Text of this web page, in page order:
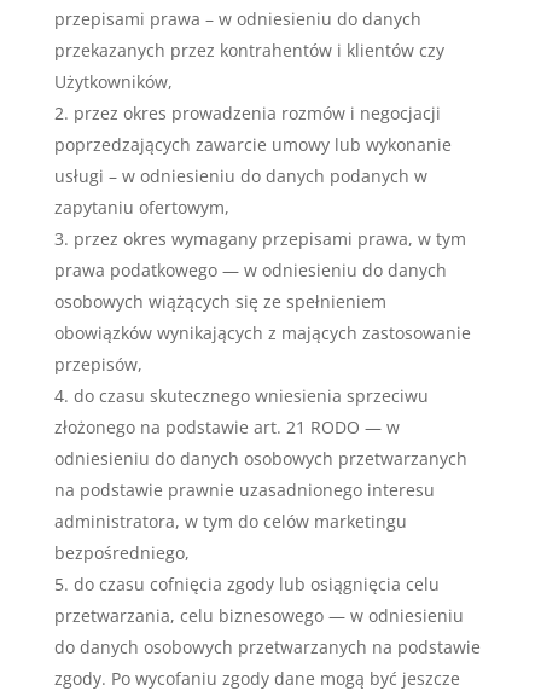
przepisami prawa – w odniesieniu do danych
przekazanych przez kontrahentów i klientów czy
Użytkowników,
przez okres prowadzenia rozmów i negocjacji
poprzedzających zawarcie umowy lub wykonanie
usługi – w odniesieniu do danych podanych w
zapytaniu ofertowym,
przez okres wymagany przepisami prawa, w tym
prawa podatkowego — w odniesieniu do danych
osobowych wiążących się ze spełnieniem
obowiązków wynikających z mających zastosowanie
przepisów,
do czasu skutecznego wniesienia sprzeciwu
złożonego na podstawie art. 21 RODO — w
odniesieniu do danych osobowych przetwarzanych
na podstawie prawnie uzasadnionego interesu
administratora, w tym do celów marketingu
bezpośredniego,
do czasu cofnięcia zgody lub osiągnięcia celu
przetwarzania, celu biznesowego — w odniesieniu
do danych osobowych przetwarzanych na podstawie
zgody. Po wycofaniu zgody dane mogą być jeszcze